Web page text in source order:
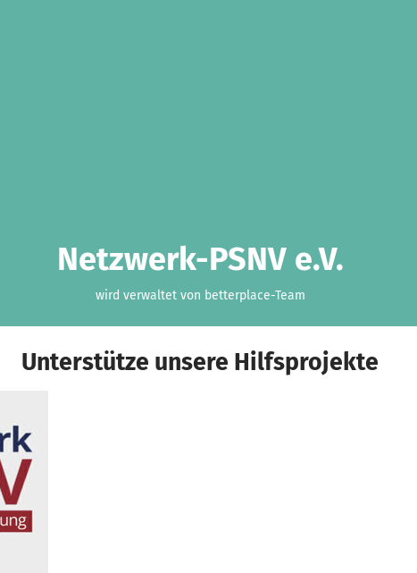
Netzwerk-PSNV e.V.
wird verwaltet von betterplace-Team
Unterstütze unsere Hilfsprojekte